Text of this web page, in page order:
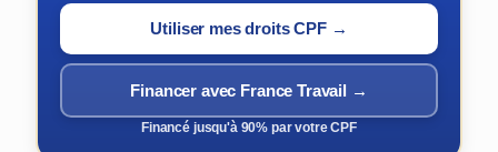
Utiliser mes droits CPF →
Financer avec France Travail →
Financé jusqu'à 90% par votre CPF